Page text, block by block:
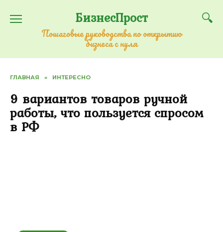
содержанию
БизнесПрост
Пошаговые руководства по открытию
бизнеса с нуля
ГЛАВНАЯ » ИНТЕРЕСНО
9 вариантов товаров ручной
работы, что пользуется спросом
в РФ